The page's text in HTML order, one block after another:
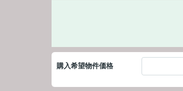
購入希望物件価格